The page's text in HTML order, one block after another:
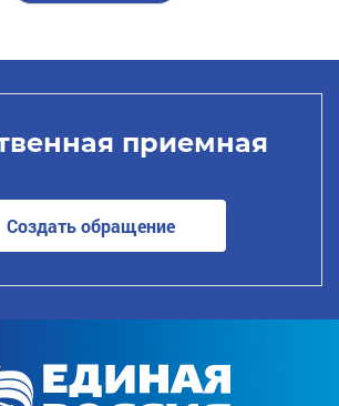
приемная
Создать обращение